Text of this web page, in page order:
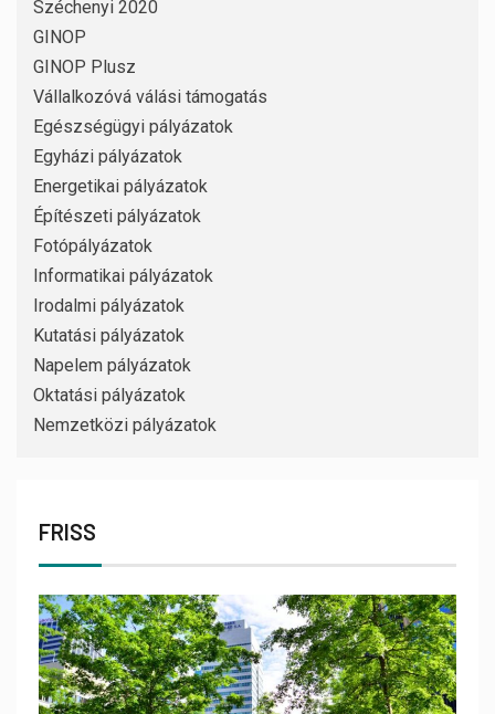
Széchenyi 2020
GINOP
GINOP Plusz
Vállalkozóvá válási támogatás
Egészségügyi pályázatok
Egyházi pályázatok
Energetikai pályázatok
Építészeti pályázatok
Fotópályázatok
Informatikai pályázatok
Irodalmi pályázatok
Kutatási pályázatok
Napelem pályázatok
Oktatási pályázatok
Nemzetközi pályázatok
FRISS